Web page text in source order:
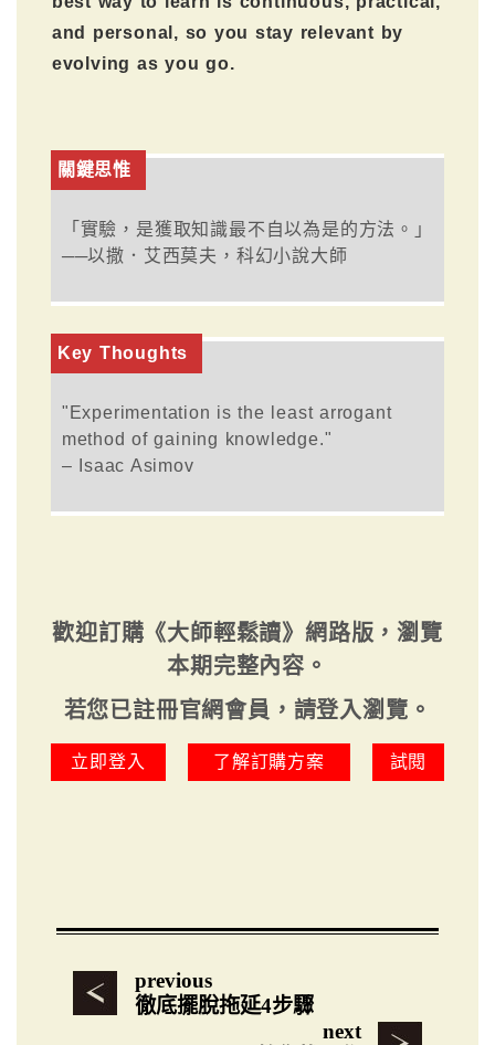
and personal, so you stay relevant by
evolving as you go.
關鍵思惟
「實驗，是獲取知識最不自以為是的方法。」
──以撒．艾西莫夫，科幻小說大師
Key Thoughts
"Experimentation is the least arrogant
method of gaining knowledge."
– Isaac Asimov
歡迎訂購《大師輕鬆讀》網路版，瀏覽
本期完整內容。
若您已註冊官網會員，請登入瀏覽。
立即登入 了解訂購方案 試閱
previous
徹底擺脫拖延4步驟
next